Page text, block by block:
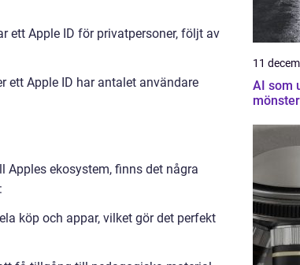
ett Apple ID för privatpersoner, följt av
ett Apple ID har antalet användare
Apples ekosystem, finns det några
köp och appar, vilket gör det perfekt
11
AI som